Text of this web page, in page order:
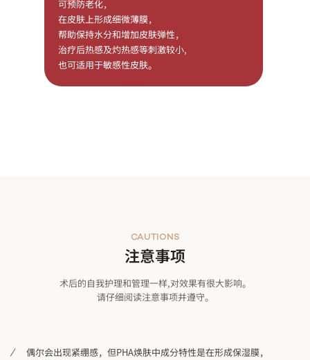
可预防老化，
在皮肤上形成细微薄膜，
帮助保持水分和增加皮肤弹性，
治疗后热感及灼热感等刺激较小,
也可适用于敏感性皮肤。
注意事项
CAUTIONS
术后的自我护理和管理一样,对效果有很大影响。
请仔细阅读注意事项并遵守。
偶尔会出现紧绷感，但PHA焕肤中成分特性是在形成保湿膜，